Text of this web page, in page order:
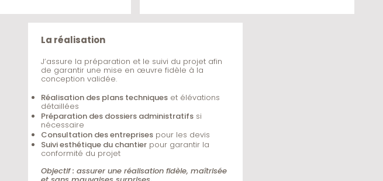
La réalisation
J’assure la préparation et le suivi du projet afin
de garantir une mise en œuvre fidèle à la
conception validée.
Réalisation des plans techniques et élévations
détaillées
Préparation des dossiers administratifs si
nécessaire
Consultation des entreprises pour les devis
Suivi esthétique du chantier pour garantir la
conformité du projet
Objectif : assurer une réalisation fidèle, maîtrisée